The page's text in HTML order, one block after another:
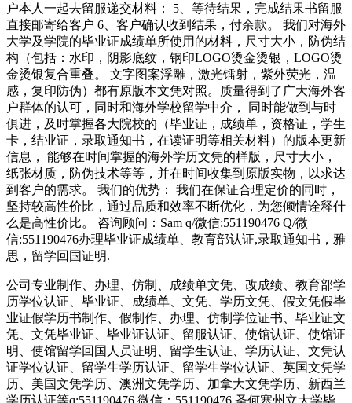
户本人一起去留服递交材料； 5、等待结果，完成结果书留服
直接邮寄给客户 6、客户确认收到结果，付余款。 我们对海外
大学及学院的毕业证成绩单所使用的材料，尺寸大小，防伪结
构（包括：水印，阴影底纹，钢印LOGO烫金烫银，LOGO烫
金烫银复合重叠。 文字图案浮雕，激光镭射，紫外荧光，温
感，复印防伪）都有原版本文凭对照。质量得到了广大海外客
户群体的认可，同时和海外学校留学中介， 同时能做到与时
俱进，及时掌握各大院校的（毕业证，成绩单，资格证，学生
卡，结业证，录取通知书，在读证明等相关材料）的版本更新
信息， 能够在时间掌握的海外学历文凭的样版，尺寸大小，
纸张材质，防伪技术等等，并在时间收集到原版实物，以求达
到客户的需求。 我们的优势： 我们在保证合理定价的同时，
坚持较高性价比，通过品质和效率不断优化，为您倾情诠释什
么是高性价比。 咨询顾问：Sam q/微信:551190476 Q/微
信:551190476办理毕业证成绩单、教育部认证,录取通知书，雅
思，留学回国证明.
公司专业制作、办理、仿制、成绩单文凭、改成绩、教育部学
历学位认证、毕业证、成绩单、文凭、学历文凭、假文凭假毕
业证假学历书制作、假制作、办理、仿制学位证书、毕业证文
凭、文凭毕业证、毕业证认证、留服认证、使馆认证、使馆证
明、使馆留学回国人员证明、留学生认证、学历认证、文凭认
证学位认证、留学生学历认证、留学生学位认证、英国文凭学
历、美国文凭学历、澳洲文凭学历、加拿大文凭学历、新西兰